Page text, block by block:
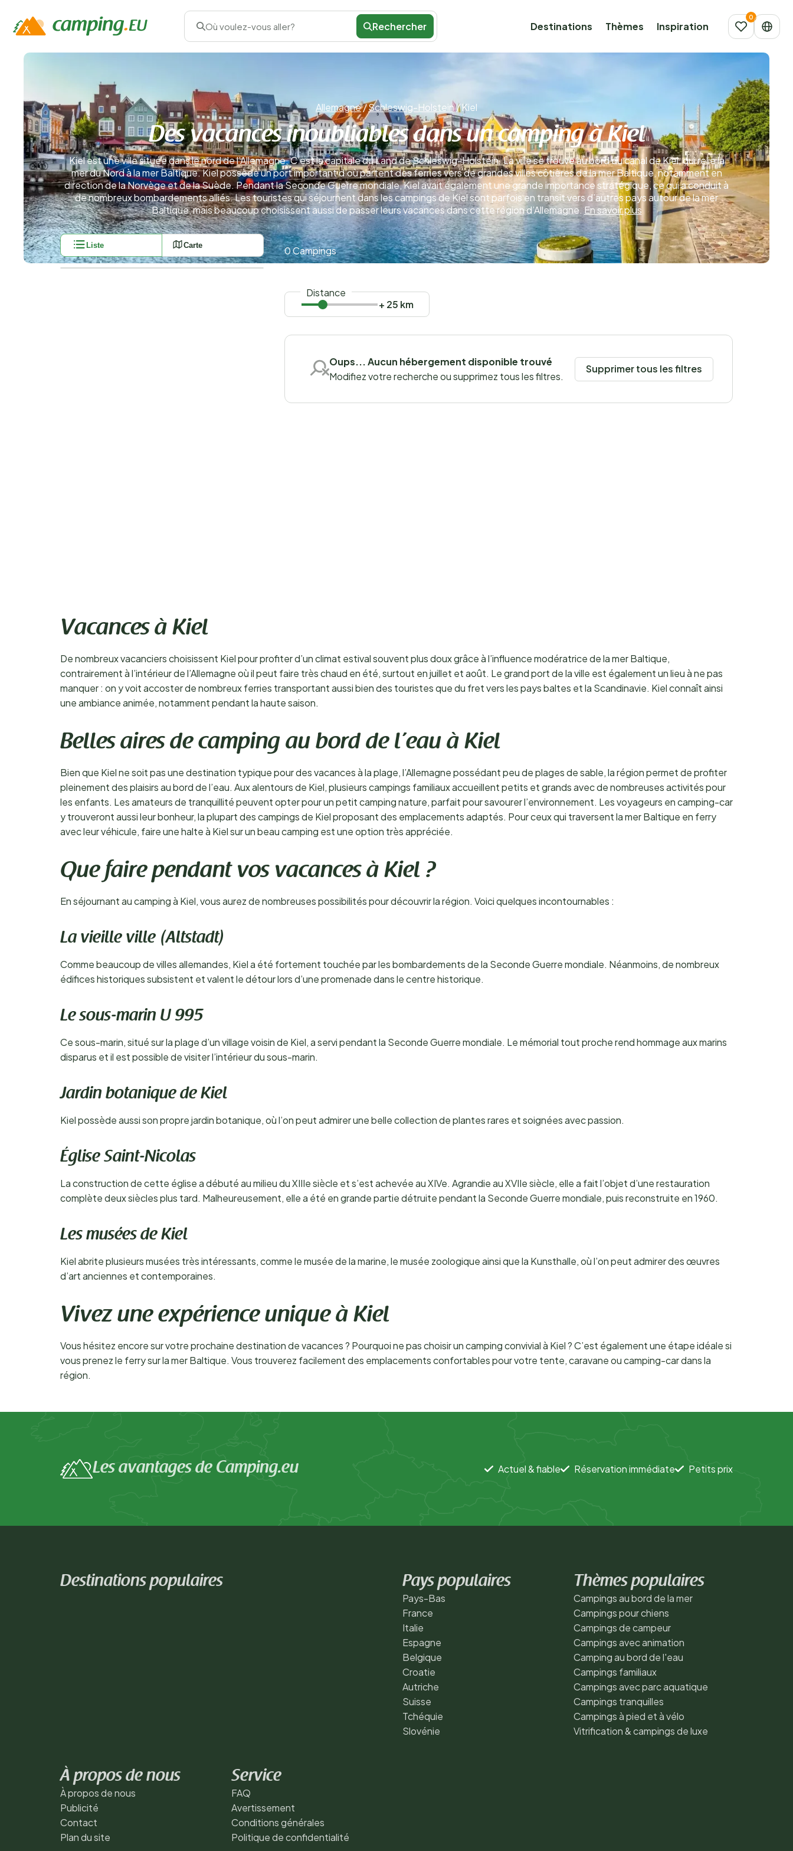
Où voulez-vous aller? Rechercher Destinations Thèmes Inspiration
Allemagne/Schleswig-Holstein/ Kiel
Des vacances inoubliables dans un camping à Kiel
Kiel est une ville située dans le nord de l’Allemagne. C’est la capitale du Land de Schleswig-Holstein. La ville se trouve au bord du canal de Kiel, qui relie la
mer du Nord à la mer Baltique. Kiel possède un port important d’où partent des ferries vers de grandes villes côtières de la mer Baltique, notamment en
direction de la Norvège et de la Suède. Pendant la Seconde Guerre mondiale, Kiel avait également une grande importance stratégique, ce qui a conduit à
de nombreux bombardements alliés. Les touristes qui séjournent dans les campings de Kiel sont parfois en transit vers d’autres pays autour de la mer
Baltique, mais beaucoup choisissent aussi de passer leurs vacances dans cette région d’Allemagne.En savoir plus
Liste Carte 0 Campings
Distance
+ 25 km
Oups... Aucun hébergement disponible trouvé
Modifiez votre recherche ou supprimez tous les filtres.
Supprimer tous les filtres
Vacances à Kiel
De nombreux vacanciers choisissent Kiel pour profiter d’un climat estival souvent plus doux grâce à l’influence modératrice de la mer Baltique,
contrairement à l’intérieur de l’Allemagne où il peut faire très chaud en été, surtout en juillet et août. Le grand port de la ville est également un lieu à ne pas
manquer : on y voit accoster de nombreux ferries transportant aussi bien des touristes que du fret vers les pays baltes et la Scandinavie. Kiel connaît ainsi
une ambiance animée, notamment pendant la haute saison.
Belles aires de camping au bord de l’eau à Kiel
Bien que Kiel ne soit pas une destination typique pour des vacances à la plage, l’Allemagne possédant peu de plages de sable, la région permet de profiter
pleinement des plaisirs au bord de l’eau. Aux alentours de Kiel, plusieurs campings familiaux accueillent petits et grands avec de nombreuses activités pour
les enfants. Les amateurs de tranquillité peuvent opter pour un petit camping nature, parfait pour savourer l’environnement. Les voyageurs en camping-car
y trouveront aussi leur bonheur, la plupart des campings de Kiel proposant des emplacements adaptés. Pour ceux qui traversent la mer Baltique en ferry
avec leur véhicule, faire une halte à Kiel sur un beau camping est une option très appréciée.
Que faire pendant vos vacances à Kiel ?
En séjournant au camping à Kiel, vous aurez de nombreuses possibilités pour découvrir la région. Voici quelques incontournables :
La vieille ville (Altstadt)
Comme beaucoup de villes allemandes, Kiel a été fortement touchée par les bombardements de la Seconde Guerre mondiale. Néanmoins, de nombreux
édifices historiques subsistent et valent le détour lors d’une promenade dans le centre historique.
Le sous-marin U 995
Ce sous-marin, situé sur la plage d’un village voisin de Kiel, a servi pendant la Seconde Guerre mondiale. Le mémorial tout proche rend hommage aux marins
disparus et il est possible de visiter l’intérieur du sous-marin.
Jardin botanique de Kiel
Kiel possède aussi son propre jardin botanique, où l’on peut admirer une belle collection de plantes rares et soignées avec passion.
Église Saint-Nicolas
La construction de cette église a débuté au milieu du XIIIe siècle et s’est achevée au XIVe. Agrandie au XVIIe siècle, elle a fait l’objet d’une restauration
complète deux siècles plus tard. Malheureusement, elle a été en grande partie détruite pendant la Seconde Guerre mondiale, puis reconstruite en 1960.
Les musées de Kiel
Kiel abrite plusieurs musées très intéressants, comme le musée de la marine, le musée zoologique ainsi que la Kunsthalle, où l’on peut admirer des œuvres
d’art anciennes et contemporaines.
Vivez une expérience unique à Kiel
Vous hésitez encore sur votre prochaine destination de vacances ? Pourquoi ne pas choisir un camping convivial à Kiel ? C’est également une étape idéale si
vous prenez le ferry sur la mer Baltique. Vous trouverez facilement des emplacements confortables pour votre tente, caravane ou camping-car dans la
région.
Les avantages de Camping.eu Actuel & fiable Réservation immédiate Petits prix
Destinations populaires Pays populaires
Pays-Bas
France
Italie
Espagne
Belgique
Croatie
Autriche
Suisse
Tchéquie
Slovénie
Thèmes populaires
Campings au bord de la mer
Campings pour chiens
Campings de campeur
Campings avec animation
Camping au bord de l'eau
Campings familiaux
Campings avec parc aquatique
Campings tranquilles
Campings à pied et à vélo
Vitrification & campings de luxe
À propos de nous
À propos de nous
Publicité
Contact
Plan du site
Service
FAQ
Avertissement
Conditions générales
Politique de confidentialité